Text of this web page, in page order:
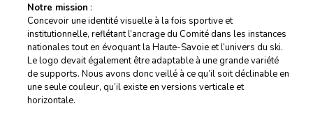
Notre mission :
Concevoir une identité visuelle à la fois sportive et
institutionnelle, reflétant l’ancrage du Comité dans les instances
nationales tout en évoquant la Haute-Savoie et l’univers du ski.
Le logo devait également être adaptable à une grande variété
de supports. Nous avons donc veillé à ce qu’il soit déclinable en
une seule couleur, qu’il existe en versions verticale et
horizontale.